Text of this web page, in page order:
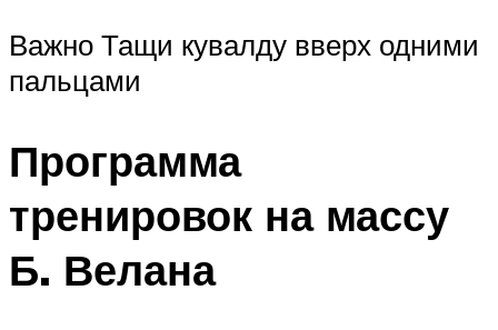
Важно Тащи кувалду вверх одними
пальцами
Программа
тренировок на массу
Б. Велана